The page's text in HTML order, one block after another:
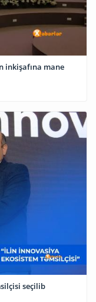
inkişafına mane
seçilib